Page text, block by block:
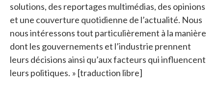
solutions, des reportages multimédias, des opinions
et une couverture quotidienne de l’actualité. Nous
nous intéressons tout particulièrement à la manière
dont les gouvernements et l’industrie prennent
leurs décisions ainsi qu’aux facteurs qui influencent
leurs politiques. » [traduction libre]